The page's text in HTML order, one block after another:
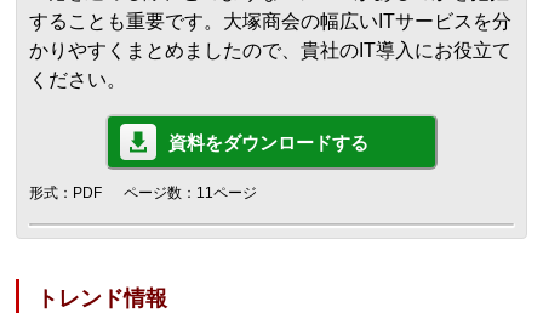
することも重要です。大塚商会の幅広いITサービスを分
かりやすくまとめましたので、貴社のIT導入にお役立て
ください。
資料をダウンロードする
形式：PDF ページ数：11ページ
トレンド情報